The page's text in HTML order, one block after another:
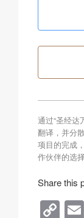
通过“圣经达
翻译，并分
项目的完成
作伙伴的选
Share this
C